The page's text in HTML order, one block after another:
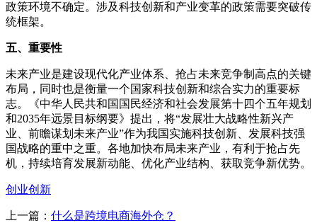
政策环境不确定。涉及科技创新和产业变革的政策需要突破传
统框架。
五、重要性
未来产业是建设现代化产业体系、抢占未来竞争制高点的关键
布局，同时也是衡量一个国家科技创新和综合实力的重要标
志。《中华人民共和国国民经济和社会发展第十四个五年规划
和2035年远景目标纲要》提出，将“发展壮大战略性新兴产
业、前瞻谋划未来产业”作为我国实施科技创新、发展科技强
国战略的重中之重。各地加快布局未来产业，有利于抢占先
机，持续培育发展新动能、优化产业结构、获取竞争新优势。
创业创新
上一篇： 什么是跨境电商海外仓？